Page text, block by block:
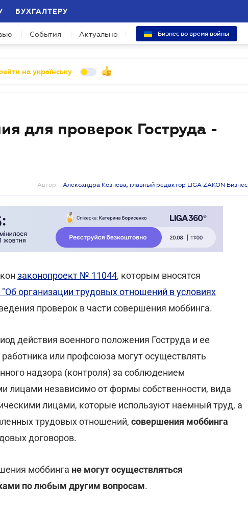
БУХГАЛТЕРУ
События Актуально Бизнес во время войны
на українську
для проверок Гоструда -
Автор: Александра Кознова, главный редактор LIGA ZAKON Бизнес
законопроект № 11044, которым вносятся
организации трудовых отношений в условиях
проверок в части совершения моббинга.
действия военного положения Гоструда и ее
или профсоюза могут осуществлять
надзора (контроля) за соблюдением
лицами независимо от формы собственности, вида
лицами, которые используют наемный труд, а
трудовых отношений, совершения моббинга
договоров.
моббинга не могут осуществляться
по любым другим вопросам.